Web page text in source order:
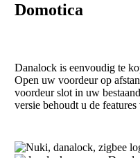
Domotica
Danalock is eenvoudig te
Open uw voordeur op
voordeur slot in uw
versie behoudt u de